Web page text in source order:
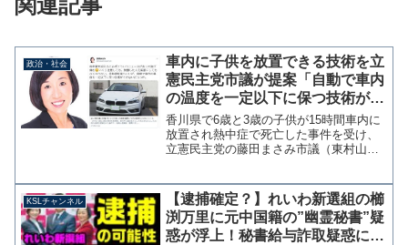
政治・社会
車内に子供を放置できる技術を立
憲民主党市議が提案「自動で車内
の温度を一定以下に保つ技術がで
きないだろうか」
香川県で6歳と3歳の子供が15時間車内に
放置され熱中症で死亡した事件を受け、
立憲民主党の藤田まさみ市議（東村山
なくならない。自動運転車もいいが、自
動で車内の温度を一定...
KSLチャンネル
【逮捕確定？】れいわ新選組の櫛
渕万里に元中国籍の”幽霊秘書”疑
惑が浮上！秘書給与詐取疑惑に新